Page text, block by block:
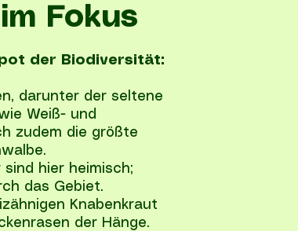
Fokus
der Biodiversität:
darunter der seltene
Weiß- und
zudem die größte
hier heimisch;
das Gebiet.
Knabenkraut
der Hänge.